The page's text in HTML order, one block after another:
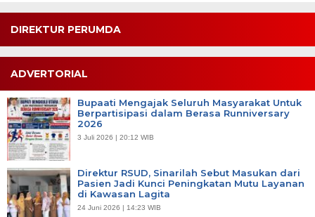
DIREKTUR PERUMDA
ADVERTORIAL
Bupaati Mengajak Seluruh Masyarakat Untuk
Berpartisipasi dalam Berasa Runniversary
2026
3 Juli 2026 | 20:12 WIB
Direktur RSUD, Sinarilah Sebut Masukan dari
Pasien Jadi Kunci Peningkatan Mutu Layanan
di Kawasan Lagita
24 Juni 2026 | 14:23 WIB